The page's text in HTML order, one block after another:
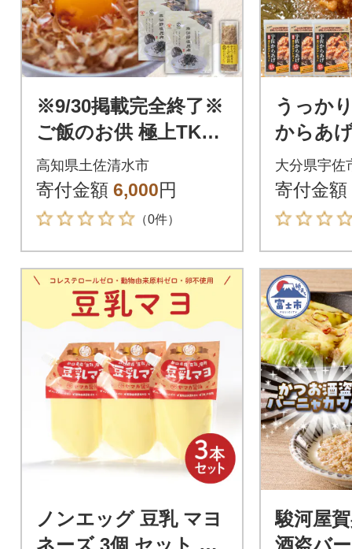
※9/30掲載完全終了※
ご飯のお供 極上TKG
用宗田節×1本 宗田節
塩昆布×2袋【R0164
6】
高知県土佐清水市
寄付金額 6,000円
（0件）
うっか
からあ
レキッ
200100
合企画】
大分県宇佐
寄付金額
ノンエッグ 豆乳 マヨ
駿河屋